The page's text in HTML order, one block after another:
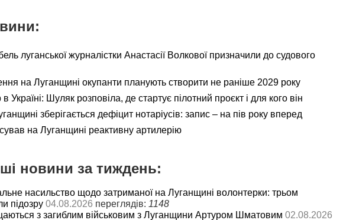
луганської журналістки Анастасії Волкової призначили до судового
на Луганщині окупанти планують створити не раніше 2029 року
Україні: Шуляк розповіла, де стартує пілотний проєкт і для кого він
зберігається дефіцит нотаріусів: запис – на пів року вперед
на Луганщині реактивну артилерію
новини за тиждень:
насильство щодо затриманої на Луганщині волонтерки: трьом
підозру 04.08.2026 переглядів: 1148
з загиблим військовим з Луганщини Артуром Шматовим 02.08.2026